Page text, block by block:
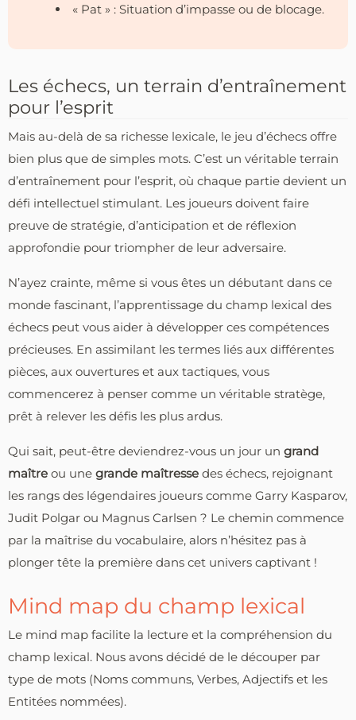
« Pat » : Situation d’impasse ou de blocage.
Les échecs, un terrain d’entraînement
pour l’esprit
Mais au-delà de sa richesse lexicale, le jeu d’échecs offre
bien plus que de simples mots. C’est un véritable terrain
d’entraînement pour l’esprit, où chaque partie devient un
défi intellectuel stimulant. Les joueurs doivent faire
preuve de stratégie, d’anticipation et de réflexion
approfondie pour triompher de leur adversaire.
N’ayez crainte, même si vous êtes un débutant dans ce
monde fascinant, l’apprentissage du champ lexical des
échecs peut vous aider à développer ces compétences
précieuses. En assimilant les termes liés aux différentes
pièces, aux ouvertures et aux tactiques, vous
commencerez à penser comme un véritable stratège,
prêt à relever les défis les plus ardus.
Qui sait, peut-être deviendrez-vous un jour un grand
maître ou une grande maîtresse des échecs, rejoignant
les rangs des légendaires joueurs comme Garry Kasparov,
Judit Polgar ou Magnus Carlsen ? Le chemin commence
par la maîtrise du vocabulaire, alors n’hésitez pas à
plonger tête la première dans cet univers captivant !
Mind map du champ lexical
Le mind map facilite la lecture et la compréhension du
champ lexical. Nous avons décidé de le découper par
type de mots (Noms communs, Verbes, Adjectifs et les
Entitées nommées).